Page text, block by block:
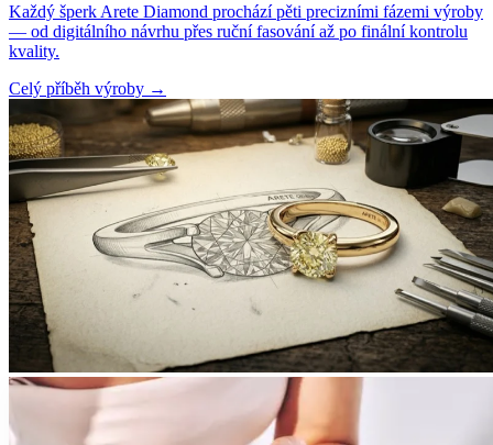
Každý šperk Arete Diamond prochází pěti precizními fázemi výroby
— od digitálního návrhu přes ruční fasování až po finální kontrolu
kvality.
Celý příběh výroby →